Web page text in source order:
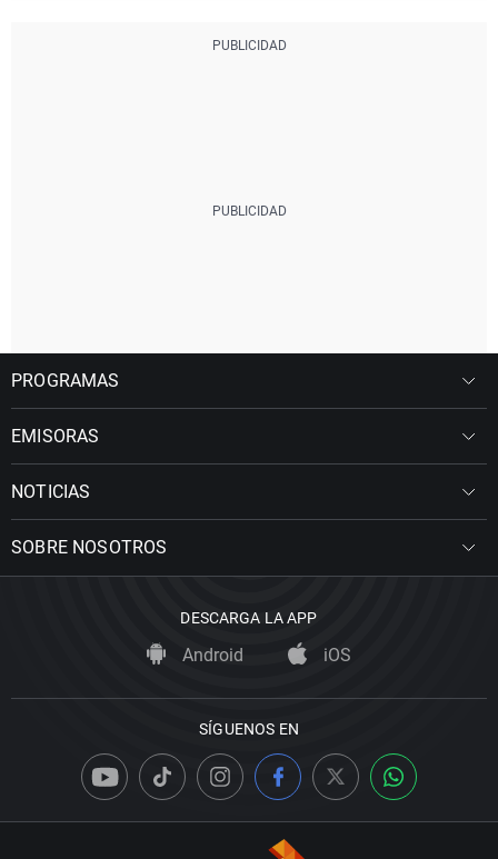
PROGRAMAS
EMISORAS
NOTICIAS
SOBRE NOSOTROS
DESCARGA LA APP
Android iOS
SÍGUENOS EN